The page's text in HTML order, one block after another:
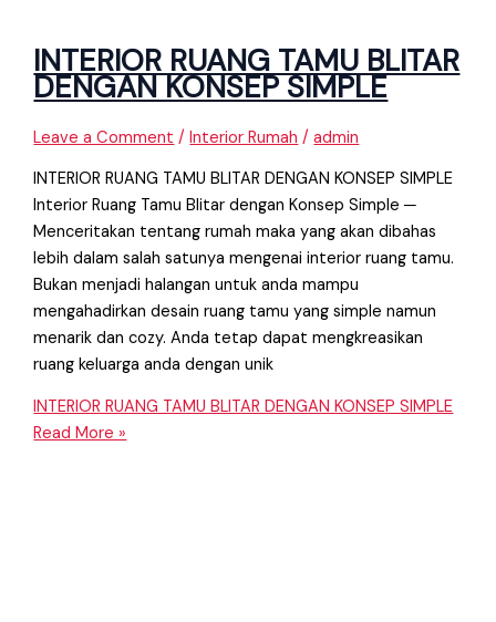
INTERIOR RUANG TAMU BLITAR
DENGAN KONSEP SIMPLE
Leave a Comment /Interior Rumah /admin
INTERIOR RUANG TAMU BLITAR DENGAN KONSEP SIMPLE
Interior Ruang Tamu Blitar dengan Konsep Simple ─
Menceritakan tentang rumah maka yang akan dibahas
lebih dalam salah satunya mengenai interior ruang tamu.
Bukan menjadi halangan untuk anda mampu
mengahadirkan desain ruang tamu yang simple namun
menarik dan cozy. Anda tetap dapat mengkreasikan
ruang keluarga anda dengan unik
INTERIOR RUANG TAMU BLITAR DENGAN KONSEP SIMPLE
Read More »